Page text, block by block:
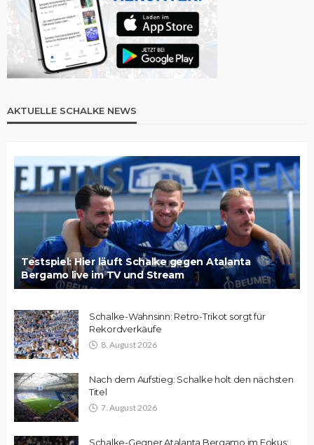
AKTUELLE SCHALKE NEWS
Testspiel: Hier läuft Schalke gegen Atalanta
Bergamo live im TV und Stream
Schalke-Wahnsinn: Retro-Trikot sorgt für
Rekordverkäufe
8. August 2026
Nach dem Aufstieg: Schalke holt den nächsten
Titel
7. August 2026
Schalke-Gegner Atalanta Bergamo im Fokus: